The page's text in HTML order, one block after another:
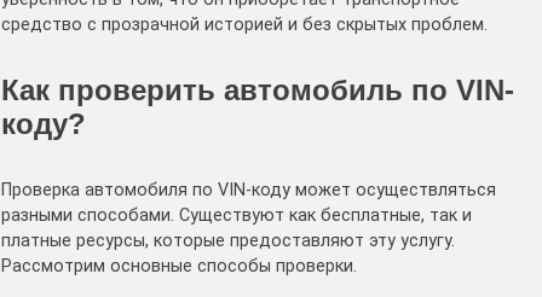
средство с прозрачной историей и без скрытых проблем.
Как проверить автомобиль по VIN-
коду?
Проверка автомобиля по VIN-коду может осуществляться
разными способами. Существуют как бесплатные, так и
платные ресурсы, которые предоставляют эту услугу.
Рассмотрим основные способы проверки.